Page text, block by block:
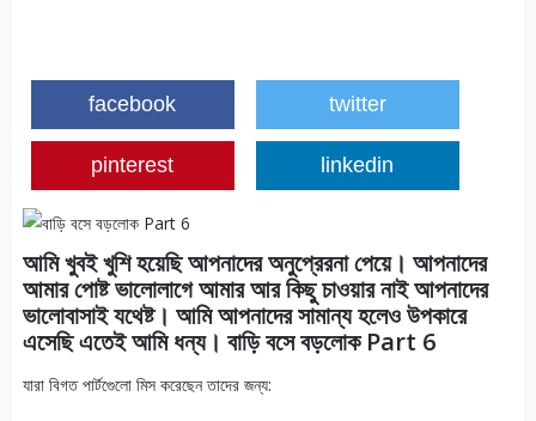
facebook twitter
pinterest linkedin
আমি খুবই খুশি হয়েছি আপনাদের অনুপ্রেরনা পেয়ে। আপনাদের
আমার পোষ্ট ভালোলাগে আমার আর কিছু চাওয়ার নাই আপনাদের
ভালোবাসাই যথেষ্ট। আমি আপনাদের সামান্য হলেও উপকারে
এসেছি এতেই আমি ধন্য। বাড়ি বসে বড়লোক Part 6
যারা বিগত পার্টগেুলো মিস করেছেন তাদের জন্য: